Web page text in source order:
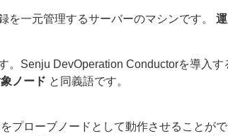
を一元管理するサーバーのマシンです。
。Senju DevOperation Conductorを導入
ノード と同義語です。
プローブノードとして動作させることが